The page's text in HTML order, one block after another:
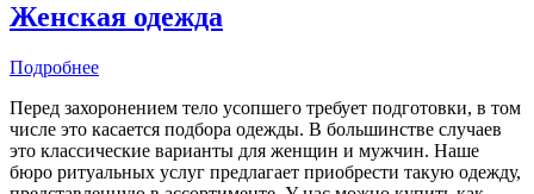
Женская одежда
Подробнее
Перед захоронением тело усопшего требует подготовки, в том
числе это касается подбора одежды. В большинстве случаев
это классические варианты для женщин и мужчин. Наше
бюро ритуальных услуг предлагает приобрести такую одежду,